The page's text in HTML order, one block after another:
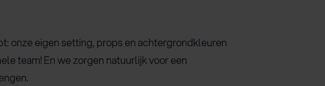
onze eigen setting, props en achtergrondkleuren
team! En we zorgen natuurlijk voor een